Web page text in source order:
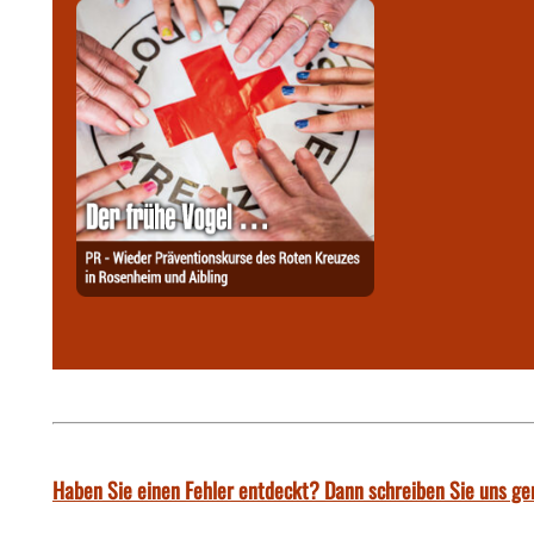
Haben Sie einen Fehler entdeckt? Dann schreiben Sie uns